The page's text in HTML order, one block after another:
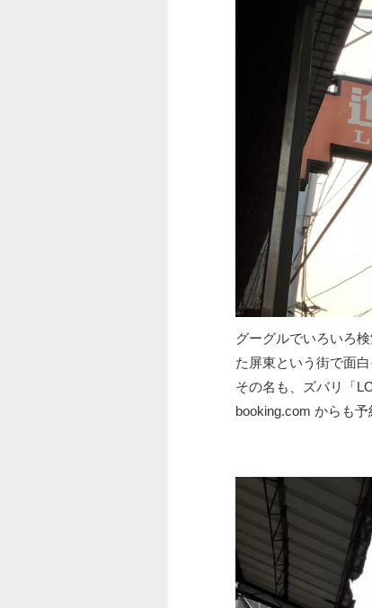
グーグルでいろいろ
た屏東という街で面
その名も、ズバリ「
booking.com からも予